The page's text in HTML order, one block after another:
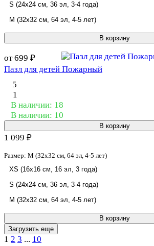
В корзину
S (24x24 см, 36 эл, 3-4 года)
M (32x32 см, 64 эл, 4-5 лет)
от 699 ₽
Пазл для детей Пожарный
5
1
В наличии: 18
В корзину
В наличии: 10
В корзину
1 099 ₽
Размер: M (32x32 см, 64 эл, 4-5 лет)
XS (16x16 см, 16 эл, 3 года)
S (24x24 см, 36 эл, 3-4 года)
M (32x32 см, 64 эл, 4-5 лет)
Загрузить еще
1 2 3 ... 10